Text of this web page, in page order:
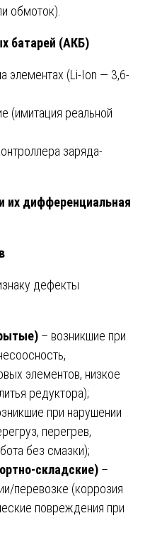
обмоток).
батарей (АКБ)
элементах (Li-Ion — 3,6-
(имитация реальной
заряда-
их дифференциальная
дефекты
– возникшие при
элементов, низкое
редуктора);
при нарушении
перегрев,
без смазки);
складские) –
перевозке (коррозия
повреждения при